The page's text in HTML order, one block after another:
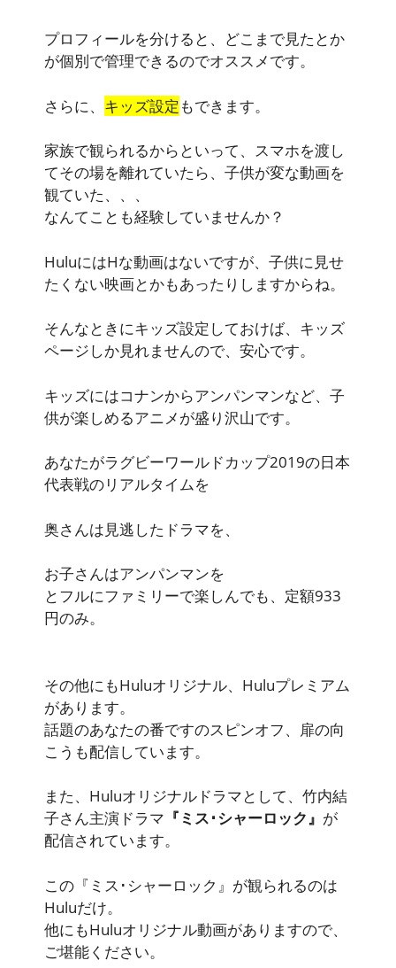
プロフィールを分けると、どこまで見たとか
が個別で管理できるのでオススメです。
さらに、 キッズ設定 もできます。
家族で観られるからといって、スマホを渡し
てその場を離れていたら、子供が変な動画を
観ていた、、、
なんてことも経験していませんか？
HuluにはHな動画はないですが、子供に見せ
たくない映画とかもあったりしますからね。
そんなときにキッズ設定しておけば、キッズ
ページしか見れませんので、安心です。
キッズにはコナンからアンパンマンなど、子
供が楽しめるアニメが盛り沢山です。
あなたがラグビーワールドカップ2019の日本
代表戦のリアルタイムを
奥さんは見逃したドラマを、
お子さんはアンパンマンを
とフルにファミリーで楽しんでも、 定額933
円のみ。
その他にもHuluオリジナル、Huluプレミアム
があります。
話題のあなたの番ですのスピンオフ、扉の向
こうも配信しています。
また、Huluオリジナルドラマとして、竹内結
子さん主演ドラマ 『ミス･シャーロック』 が
配信されています。
この『ミス･シャーロック』が観られるのは
Huluだけ。
他にもHuluオリジナル動画がありますので、
ご堪能ください。